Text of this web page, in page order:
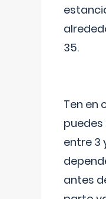
35.
Ten en
entre 3
antes